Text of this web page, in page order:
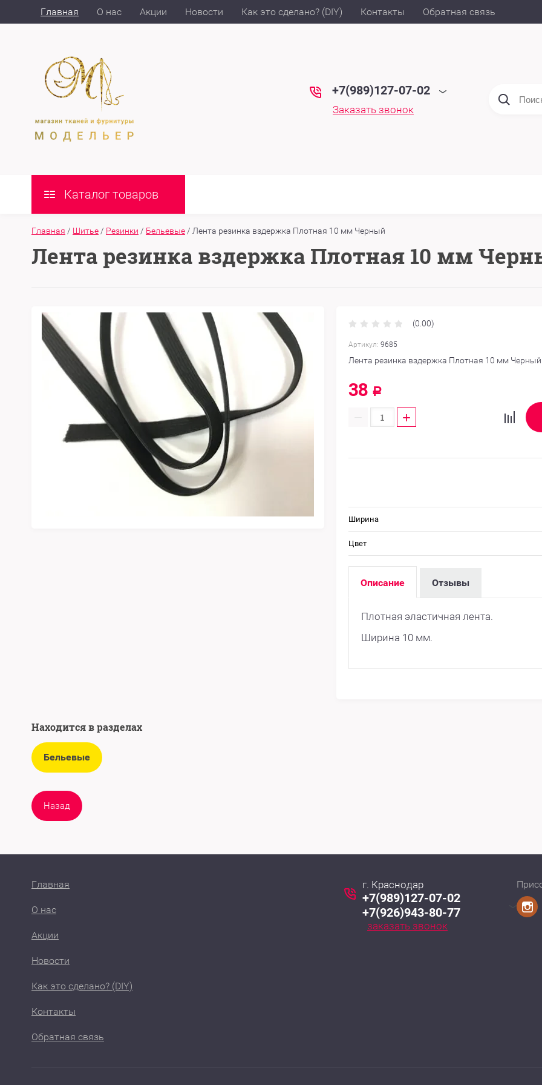
Главная О нас Акции Новости Как это сделано? (DIY) Контакты Обратная связь
+7(989)127-07-02
Заказать звонок
Каталог товаров
Главная / Шитье / Резинки / Бельевые / Лента резинка вздержка Плотная 10 мм Черный
Лента резинка вздержка Плотная 10 мм
(0.00)
Артикул: 9685
Лента резинка вздержка Плотная 10 мм Черный
38 Р
− +
Ширина
Цвет
Описание Отзывы
Плотная эластичная лента.
Ширина 10 мм.
Находится в разделах
Бельевые
Назад
Главная
О нас
Акции
Новости
Как это сделано? (DIY)
Контакты
Обратная связь
г. Краснодар
+7(989)127-07-02
+7(926)943-80-77
заказать звонок